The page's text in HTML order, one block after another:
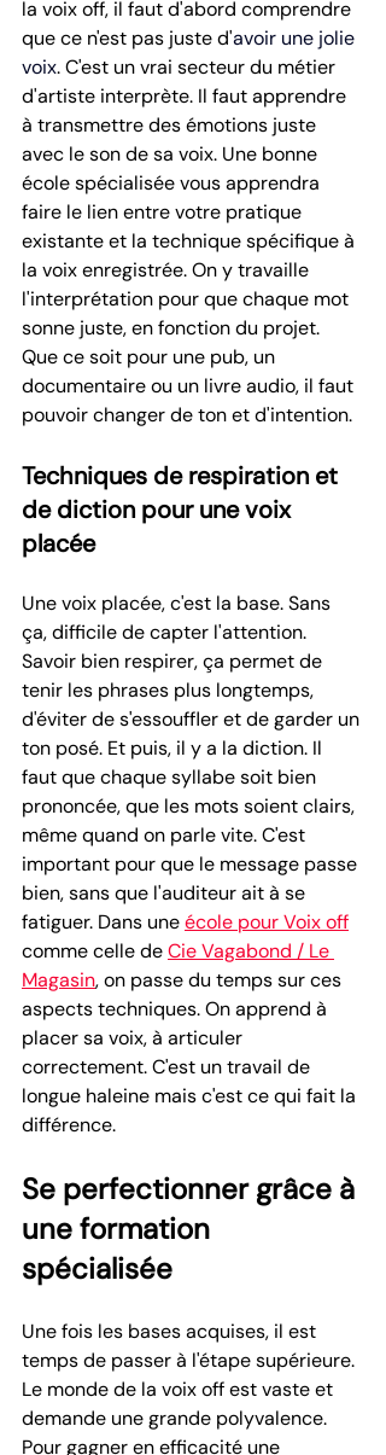
la voix off, il faut d'abord comprendre
que ce n'est pas juste d'avoir une jolie
voix. C'est un vrai secteur du métier
d'artiste interprète. Il faut apprendre
à transmettre des émotions juste
avec le son de sa voix. Une bonne
école spécialisée vous apprendra
faire le lien entre votre pratique
existante et la technique spécifique à
la voix enregistrée. On y travaille
l'interprétation pour que chaque mot
sonne juste, en fonction du projet.
Que ce soit pour une pub, un
documentaire ou un livre audio, il faut
pouvoir changer de ton et d'intention.
Techniques de respiration et
de diction pour une voix
placée
Une voix placée, c'est la base. Sans
ça, difficile de capter l'attention.
Savoir bien respirer, ça permet de
tenir les phrases plus longtemps,
d'éviter de s'essouffler et de garder un
ton posé. Et puis, il y a la diction. Il
faut que chaque syllabe soit bien
prononcée, que les mots soient clairs,
même quand on parle vite. C'est
important pour que le message passe
bien, sans que l'auditeur ait à se
fatiguer. Dans une école pour Voix off
comme celle de Cie Vagabond / Le
Magasin, on passe du temps sur ces
aspects techniques. On apprend à
placer sa voix, à articuler
correctement. C'est un travail de
longue haleine mais c'est ce qui fait la
différence.
Se perfectionner grâce à
une formation
spécialisée
Une fois les bases acquises, il est
temps de passer à l'étape supérieure.
Le monde de la voix off est vaste et
demande une grande polyvalence.
Pour gagner en efficacité une